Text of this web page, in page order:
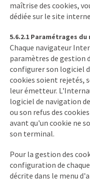
maîtrise des cookies,
dédiée sur le site
5.6.2.1 Paramétrages
Chaque navigateur
paramètres de gestion
configurer son logiciel
cookies soient rejetés,
leur émetteur.
logiciel de navigation
ou son refus des
avant qu'un cookie ne
son terminal.
Pour la gestion des
configuration de
décrite dans le menu